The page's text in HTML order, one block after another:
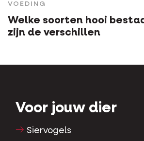
VOEDING
Welke soorten hooi
zijn de verschillen
Voor jouw dier
Siervogels